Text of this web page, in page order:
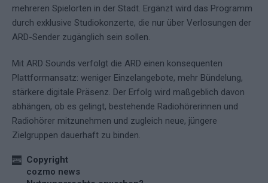
mehreren Spielorten in der Stadt. Ergänzt wird das Programm
durch exklusive Studiokonzerte, die nur über Verlosungen der
ARD-Sender zugänglich sein sollen.
Mit ARD Sounds verfolgt die ARD einen konsequenten
Plattformansatz: weniger Einzelangebote, mehr Bündelung,
stärkere digitale Präsenz. Der Erfolg wird maßgeblich davon
abhängen, ob es gelingt, bestehende Radiohörerinnen und
Radiohörer mitzunehmen und zugleich neue, jüngere
Zielgruppen dauerhaft zu binden.
Copyright
cozmo news